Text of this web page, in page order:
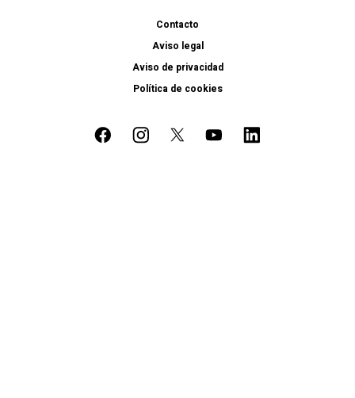
Contacto
Aviso legal
Aviso de privacidad
Política de cookies